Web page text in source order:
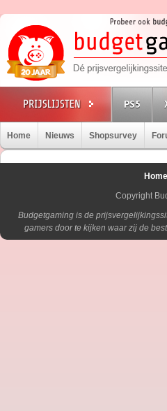
PS5
Home Nieuws Shopsurvey
Home
Copyright
Budgetgaming is de
gamers door te kijken waar zij de